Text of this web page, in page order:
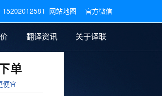
15202012581 网站地图 官方微信
价
翻译资讯 关于译联
单
便宜